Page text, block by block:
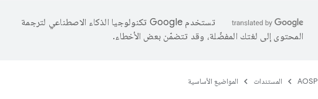
تستخدم Google تكنولوجيا الذكاء الاصطناعي لترجمة
المحتوى إلى لغتك المفضّلة، وقد تتضمّن بعض الأخطاء.
AOSP المستندات المواضيع الأساسية